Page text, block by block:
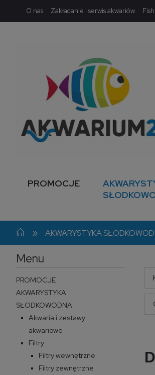
O nas Zakładanie i serwis akwariów
PROMOCJE
» AKWARYSTYKA
Menu
PROMOCJE
AKWARYSTYKA
SŁODKOWODNA
Akwaria i zestawy
akwariowe
Filtry
Filtry wewnętrzne
Filtry zewnętrzne